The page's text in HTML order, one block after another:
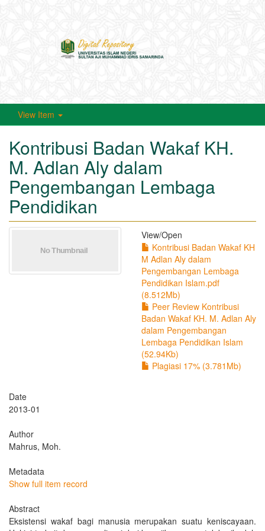
View Item
Kontribusi Badan Wakaf KH.
M. Adlan Aly dalam
Pengembangan Lembaga
Pendidikan
View/Open
Kontribusi Badan Wakaf KH
M Adlan Aly dalam
Pengembangan Lembaga
Pendidikan Islam.pdf
(8.512Mb)
Peer Review Kontribusi
Badan Wakaf KH. M. Adlan Aly
dalam Pengembangan
Lembaga Pendidikan Islam
(52.94Kb)
Plagiasi 17% (3.781Mb)
Date
2013-01
Author
Mahrus, Moh.
Metadata
Show full item record
Abstract
Eksistensi wakaf bagi manusia merupakan suatu keniscayaan.